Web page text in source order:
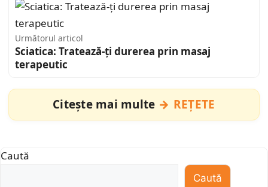
Următorul articol
Sciatica: Tratează-ți durerea prin masaj
terapeutic
Citește mai multe REȚETE
Caută
Caută